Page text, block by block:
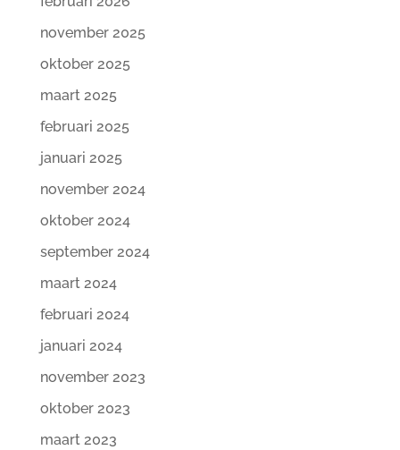
november 2025
oktober 2025
maart 2025
februari 2025
januari 2025
november 2024
oktober 2024
september 2024
maart 2024
februari 2024
januari 2024
november 2023
oktober 2023
maart 2023